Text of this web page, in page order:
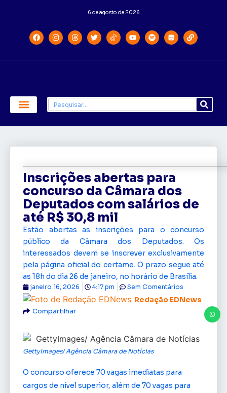
6 de agosto de 2026
Inscrições abertas para
concurso da Câmara dos
Deputados com salários de
até R$ 30,8 mil
Estão abertas as inscrições para o concurso
público da Câmara dos Deputados. Os
interessados devem se inscrever exclusivamente
pela página oficial do certame. O prazo segue até
as 18h do dia 26 de janeiro, no horário de Brasília.
Redação EDNews
janeiro 16, 2026 4:17 pm Sem Comentários
Compartilhar
GettyImages/ Agência Câmara de Notícias
O concurso oferece 70 vagas imediatas para
cargos de nível superior, além de 70 vagas para